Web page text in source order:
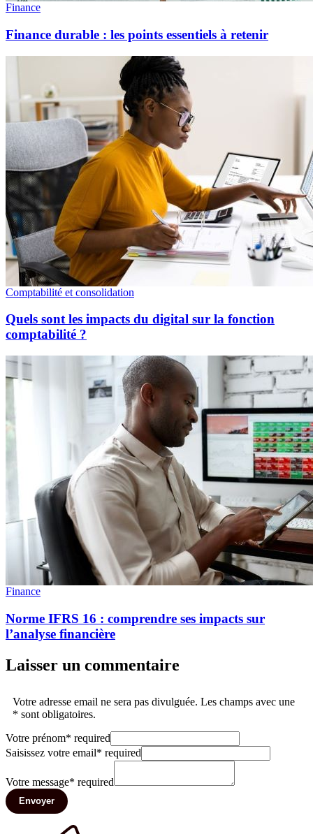
Finance
Finance durable : les points essentiels à retenir
Comptabilité et consolidation
Quels sont les impacts du digital sur la fonction
comptabilité ?
Finance
Norme IFRS 16 : comprendre ses impacts sur
l’analyse financière
Laisser un commentaire
Votre adresse email ne sera pas divulguée. Les champs avec une
* sont obligatoires.
Votre prénom* required
Saisissez votre email* required
Votre message* required
Envoyer